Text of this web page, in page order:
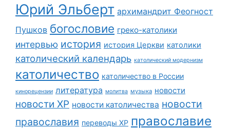
Юрий Эльберт архимандрит Феогност
Пушков богословие греко-католики
интервью история история Церкви католики
католический календарь католический модернизм
католичество католичество в России
кинорецензии литература молитва музыка новости
новости ХР новости католичества новости
православия переводы ХР православие